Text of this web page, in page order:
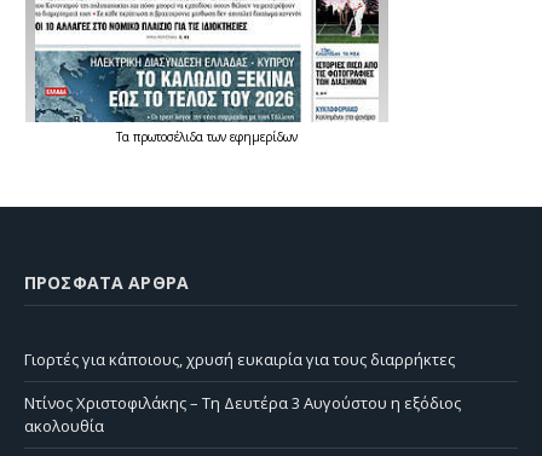
Τα πρωτοσέλιδατων εφημερίδων
ΠΡΌΣΦΑΤΑ ΆΡΘΡΑ
Γιορτές για κάποιους, χρυσή ευκαιρία για τους διαρρήκτες
Ντίνος Χριστοφιλάκης – Τη Δευτέρα 3 Αυγούστου η εξόδιος
ακολουθία